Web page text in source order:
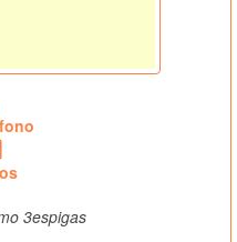
3espigas